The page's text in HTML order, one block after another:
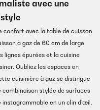
avec une
confort avec la table de cuisson
à gaz de 60 cm de large
lignes épurées et la cuisine
Oubliez les espaces en
cuisinière à gaz se distingue
stylée de surfaces
en un clin d'œil.